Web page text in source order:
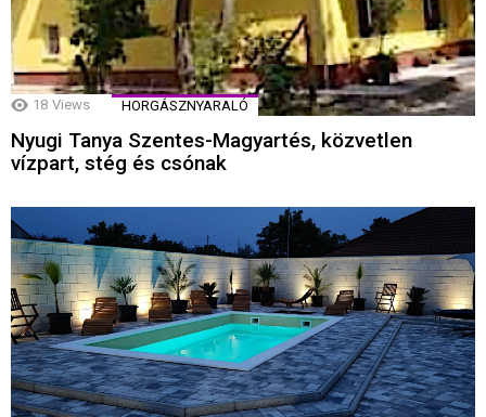
18 Views HORGÁSZNYARALÓ
Nyugi Tanya Szentes-Magyartés, közvetlen
vízpart, stég és csónak